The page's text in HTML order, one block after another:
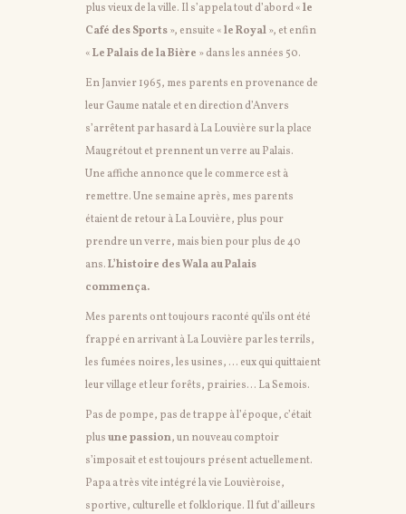
plus vieux de la ville. Il s’appela tout d’abord «le
Café des Sports», ensuite «le Royal», et enfin
«Le Palais de la Bière » dans les années 50.
En Janvier 1965, mes parents en provenance de
leur Gaume natale et en direction d’Anvers
s’arrêtent par hasard à La Louvière sur la place
Maugrétout et prennent un verre au Palais.
Une affiche annonce que le commerce est à
remettre. Une semaine après, mes parents
étaient de retour à La Louvière, plus pour
prendre un verre, mais bien pour plus de 40
ans.L’histoire des Wala au Palais
commença.
Mes parents ont toujours raconté qu’ils ont été
frappé en arrivant à La Louvière par les terrils,
les fumées noires, les usines, … eux qui quittaient
leur village et leur forêts, prairies… La Semois.
Pas de pompe, pas de trappe à l’époque, c’était
plusune passion, un nouveau comptoir
s’imposait et est toujours présent actuellement.
Papa a très vite intégré la vie Louvièroise,
sportive, culturelle et folklorique. Il fut d’ailleurs